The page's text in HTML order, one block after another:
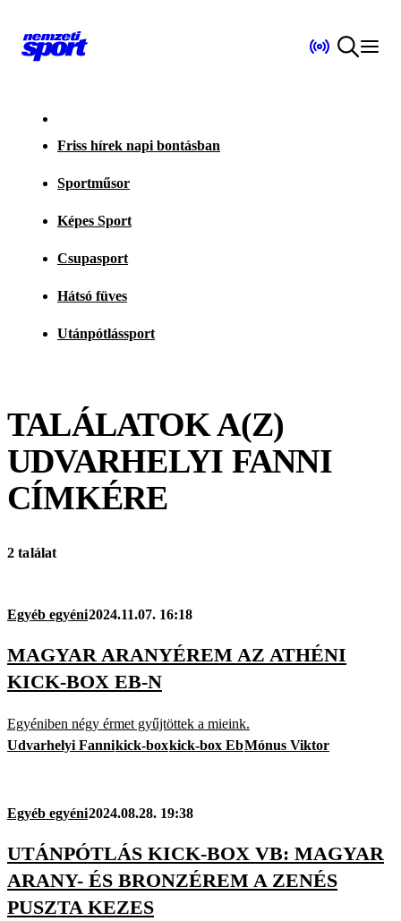
Friss hírek napi bontásban
Sportműsor
Képes Sport
Csupasport
Hátsó füves
Utánpótlássport
TALÁLATOK A(Z)
UDVARHELYI FANNI
CÍMKÉRE
2 találat
Egyéb egyéni2024.11.07. 16:18
MAGYAR ARANYÉREM AZ ATHÉNI
KICK-BOX EB-N
Egyéniben négy érmet gyűjtöttek a mieink.
Udvarhelyi Fannikick-boxkick-box EbMónus Viktor
Egyéb egyéni2024.08.28. 19:38
UTÁNPÓTLÁS KICK-BOX VB: MAGYAR
ARANY- ÉS BRONZÉREM A ZENÉS
PUSZTA KEZES